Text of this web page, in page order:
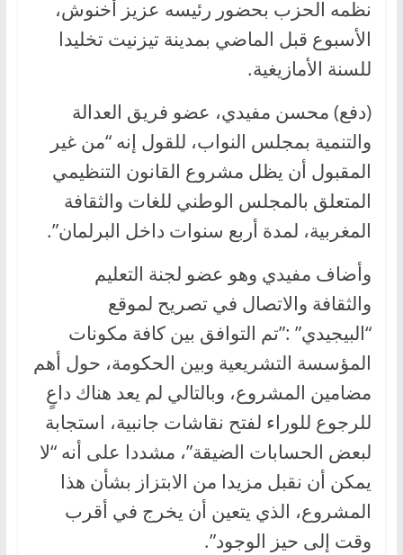
نظمه الحزب بحضور رئيسه عزيز أخنوش،
الأسبوع قبل الماضي بمدينة تيزنيت تخليدا
للسنة الأمازيغية.
(دفع) محسن مفيدي، عضو فريق العدالة
والتنمية بمجلس النواب، للقول إنه “من غير
المقبول أن يظل مشروع القانون التنظيمي
المتعلق بالمجلس الوطني للغات والثقافة
المغربية، لمدة أربع سنوات داخل البرلمان”.
وأضاف مفيدي وهو عضو لجنة التعليم
والثقافة والاتصال في تصريح لموقع
“البيجيدي” :”تم التوافق بين كافة مكونات
المؤسسة التشريعية وبين الحكومة، حول أهم
مضامين المشروع، وبالتالي لم يعد هناك داعٍ
للرجوع للوراء لفتح نقاشات جانبية، استجابة
لبعض الحسابات الضيقة”، مشددا على أنه “لا
يمكن أن نقبل مزيدا من الابتزاز بشأن هذا
المشروع، الذي يتعين أن يخرج في أقرب
وقت إلى حيز الوجود”.